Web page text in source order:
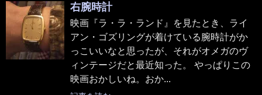
右腕時計
映画『ラ・ラ・ランド』を見たとき、ライ
アン・ゴズリングが着けている腕時計がか
っこいいなと思ったが、それがオメガのヴ
ィンテージだと最近知った。 やっぱりこの
映画おかしいね。おか...